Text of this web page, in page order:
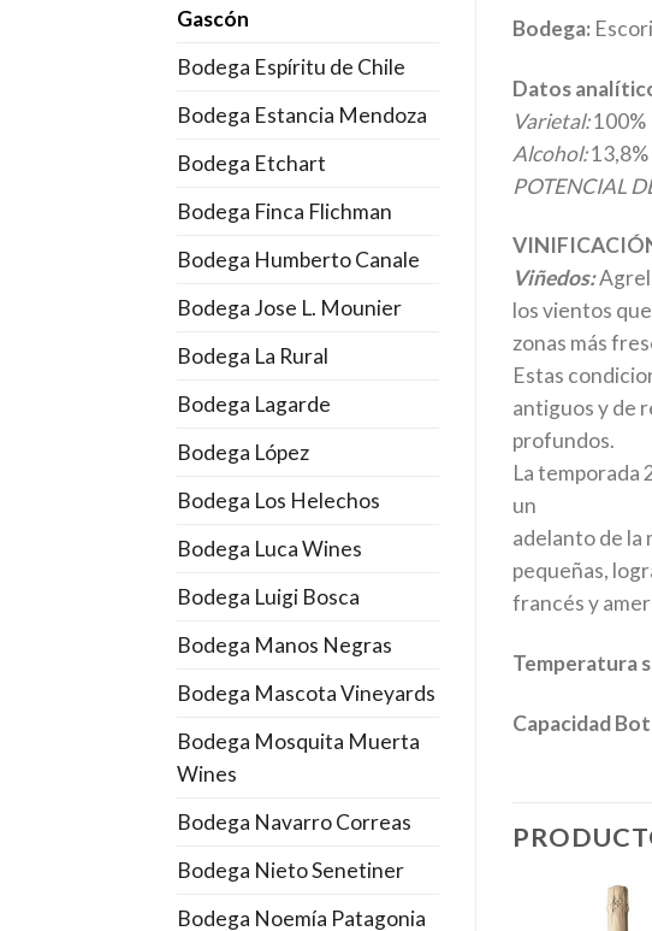
Gascón
Bodega Espíritu de Chile
Bodega Estancia Mendoza
Bodega Etchart
Bodega Finca Flichman
Bodega Humberto Canale
Bodega Jose L. Mounier
Bodega La Rural
Bodega Lagarde
Bodega López
Bodega Los Helechos
Bodega Luca Wines
Bodega Luigi Bosca
Bodega Manos Negras
Bodega Mascota Vineyards
Bodega Mosquita Muerta
Wines
Bodega Navarro Correas
Bodega Nieto Senetiner
Bodega Noemía Patagonia
Bodega:
Datos
Varietal:100%
Alcohol:13,8%
POTENCIAL
Viñedos:
los vientos
zonas más
Estas
antiguos y de
profundos.
La temporada
un
adelanto de la
pequeñas,
francés y
Temperatura
Capacidad